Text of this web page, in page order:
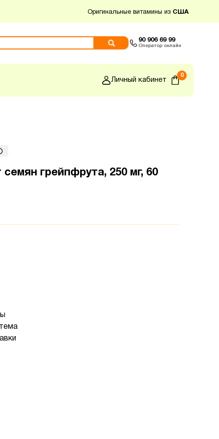
Оригинальные витамины из США
90 906 69 99
Оператор онлайн
Личный кабинет
0
грейпфрута, 250 мг, 60